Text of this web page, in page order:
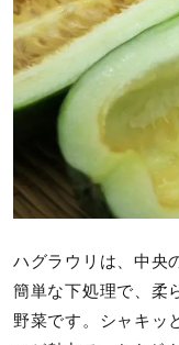
ハグラウリは、中央
簡単な下処理で、柔
野菜です。シャキッ